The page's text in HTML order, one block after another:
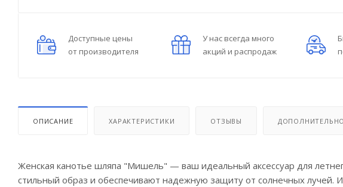
Доступные цены
от производителя
У нас всегда много
акций и распродаж
ОПИСАНИЕ ХАРАКТЕРИСТИКИ ОТЗЫВЫ ДОПОЛНИТЕЛЬНО
Женская канотье шляпа "Мишель" — ваш идеальный аксессуар для
стильный образ и обеспечивают надежную защиту от солнечных лучей.